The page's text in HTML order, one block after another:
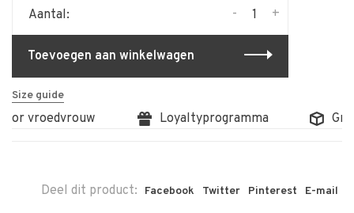
Aantal: +
-
Toevoegen aan winkelwagen
Size guide
vroedvrouw Loyaltyprogramma
Deel dit product: Facebook Twitter Pinterest E-mail